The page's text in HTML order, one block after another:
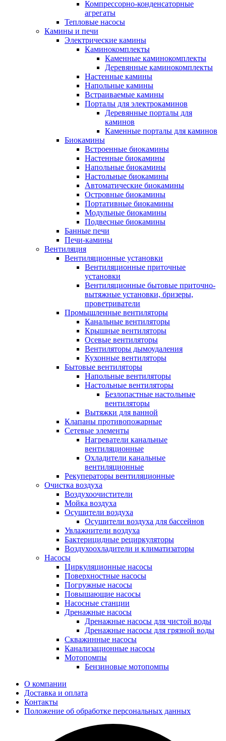
Компрессорно-конденсаторные
агрегаты
Тепловые насосы
Камины и печи
Электрические камины
Каминокомплекты
Каменные каминокомплекты
Деревянные каминокомплекты
Настенные камины
Напольные камины
Встраиваемые камины
Порталы для электрокаминов
Деревянные порталы для
каминов
Каменные порталы для каминов
Биокамины
Встроенные биокамины
Настенные биокамины
Напольные биокамины
Настольные биокамины
Автоматические биокамины
Островные биокамины
Портативные биокамины
Модульные биокамины
Подвесные биокамины
Банные печи
Печи-камины
Вентиляция
Вентиляционные установки
Вентиляционные приточные
установки
Вентиляционные бытовые приточно-
вытяжные установки, бризеры,
проветриватели
Промышленные вентиляторы
Канальные вентиляторы
Крышные вентиляторы
Осевые вентиляторы
Вентиляторы дымоудаления
Кухонные вентиляторы
Бытовые вентиляторы
Напольные вентиляторы
Настольные вентиляторы
Безлопастные настольные
вентиляторы
Вытяжки для ванной
Клапаны противопожарные
Сетевые элементы
Нагреватели канальные
вентиляционные
Охладители канальные
вентиляционные
Рекуператоры вентиляционные
Очистка воздуха
Воздухоочистители
Мойка воздуха
Осушители воздуха
Осушители воздуха для бассейнов
Увлажнители воздуха
Бактерицидные рециркуляторы
Воздухоохладители и климатизаторы
Насосы
Циркуляционные насосы
Поверхностные насосы
Погружные насосы
Повышающие насосы
Насосные станции
Дренажные насосы
Дренажные насосы для чистой воды
Дренажные насосы для грязной воды
Скважинные насосы
Канализационные насосы
Мотопомпы
Бензиновые мотопомпы
О компании
Доставка и оплата
Контакты
Положение об обработке персональных данных